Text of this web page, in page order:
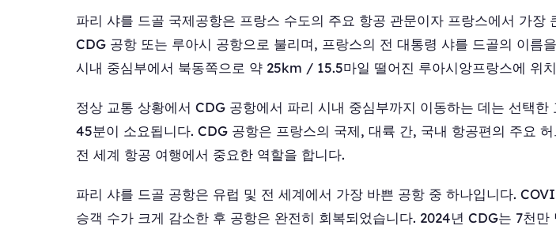
파리 샤를 드골 국제공항은 프랑스 수도의 주요 항공 관문이자 프랑스에서 가장
CDG 공항 또는 루아시 공항으로 불리며, 프랑스의 전 대통령 샤를 드골의 이름
시내 중심부에서 북동쪽으로 약 25km / 15.5마일 떨어진 루아시앙프랑스에 위
정상 교통 상황에서 CDG 공항에서 파리 시내 중심부까지 이동하는 데는 선택한
45분이 소요됩니다. CDG 공항은 프랑스의 국제, 대륙 간, 국내 항공편의 주요
전 세계 항공 여행에서 중요한 역할을 합니다.
파리 샤를 드골 공항은 유럽 및 전 세계에서 가장 바쁜 공항 중 하나입니다.
승객 수가 크게 감소한 후 공항은 완전히 회복되었습니다. 2024년 CDG는 7천만